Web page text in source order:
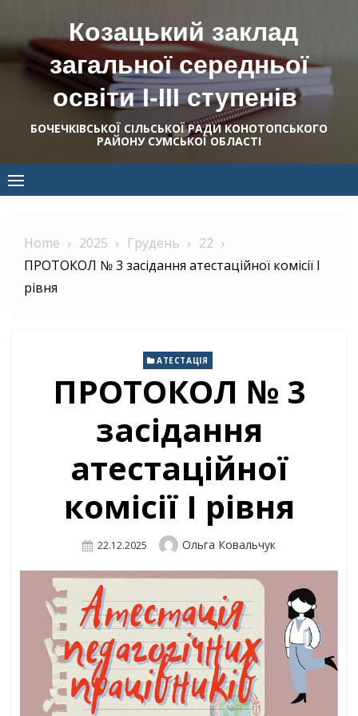
content
Козацький заклад
загальної середньої
освіти І-ІІІ ступенів
БОЧЕЧКІВСЬКОЇ СІЛЬСЬКОЇ РАДИ КОНОТОПСЬКОГО
РАЙОНУ СУМСЬКОЇ ОБЛАСТІ
Home 2025 Грудень
22
ПРОТОКОЛ № 3 засідання атестаційної комісії І
рівня
АТЕСТАЦІЯ
ПРОТОКОЛ № 3
засідання
атестаційної
комісії І рівня
Posted
22.12.2025 Author
Ольга Ковальчук